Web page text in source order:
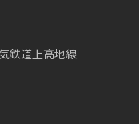
鉄道上高地線